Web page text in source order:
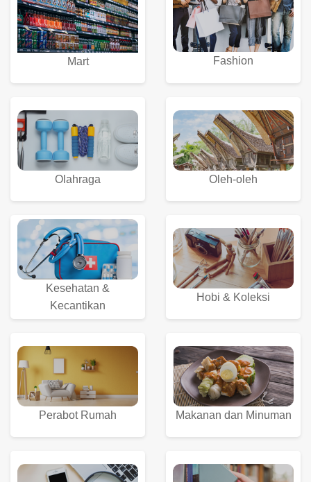
Mart Fashion
Olahraga Oleh-oleh
Kesehatan &
Kecantikan
Hobi & Koleksi
Perabot Rumah Makanan dan Minuman